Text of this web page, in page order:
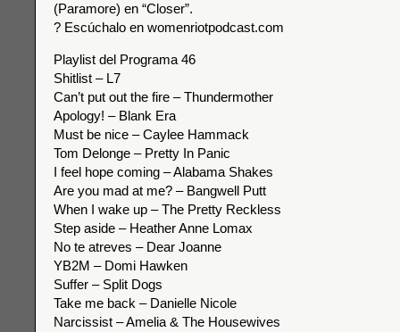
(Paramore) en “Closer”.
? Escúchalo en womenriotpodcast.com
Playlist del Programa 46
Shitlist – L7
Can’t put out the fire – Thundermother
Apology! – Blank Era
Must be nice – Caylee Hammack
Tom Delonge – Pretty In Panic
I feel hope coming – Alabama Shakes
Are you mad at me? – Bangwell Putt
When I wake up – The Pretty Reckless
Step aside – Heather Anne Lomax
No te atreves – Dear Joanne
YB2M – Domi Hawken
Suffer – Split Dogs
Take me back – Danielle Nicole
Narcissist – Amelia & The Housewives